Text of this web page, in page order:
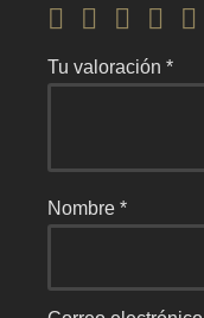
Tu valoración *
Nombre *